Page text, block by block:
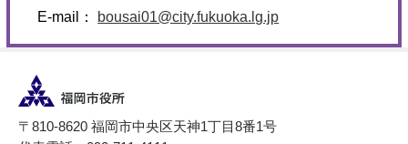
E-mail：
bousai01@city.fukuoka.lg.jp
〒810-8620 福岡市中央区天神1丁目8番1号